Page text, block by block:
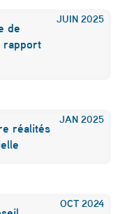
JUIN 2025
de
rapport
JAN 2025
réalités
OCT 2024